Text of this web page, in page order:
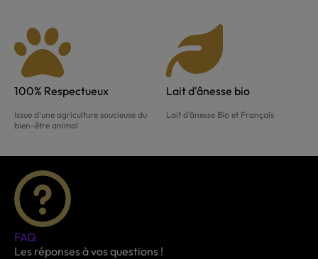
100% Respectueux
Issue d'une agriculture soucieuse du
bien-être animal
Lait d'ânesse bio
Lait d'ânesse Bio et Français
FAQ
Les réponses à vos questions !